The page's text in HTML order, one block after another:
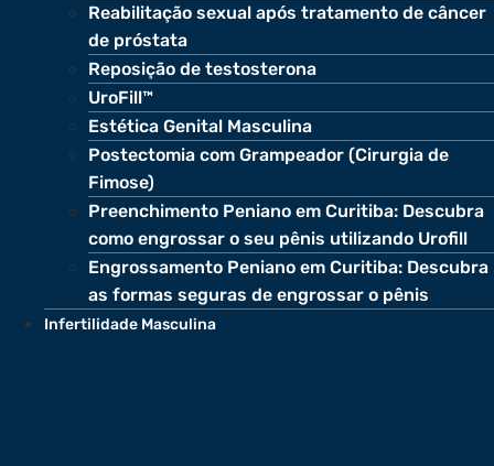
Reabilitação sexual após tratamento de câncer
de próstata
Reposição de testosterona
UroFill™
Estética Genital Masculina
Postectomia com Grampeador (Cirurgia de
Fimose)
Preenchimento Peniano em Curitiba: Descubra
como engrossar o seu pênis utilizando Urofill
Engrossamento Peniano em Curitiba: Descubra
as formas seguras de engrossar o pênis
Infertilidade Masculina